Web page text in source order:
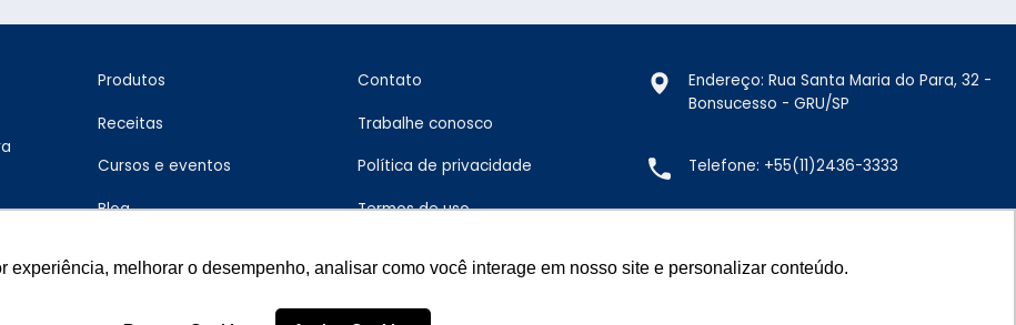
experiência, melhorar o desempenho, analisar como você interage em nosso site e personalizar conteúdo.
Produtos
Receitas
Cursos e eventos
Blog
Contato
Trabalhe conosco
Política de privacidade
Termos de uso
Endereço: Rua Santa Maria do Para, 32 -
Bonsucesso - GRU/SP
Telefone: +55(11)2436-3333